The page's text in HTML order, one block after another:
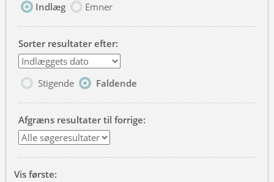
Indlæg
Emner
Sorter resultater efter:
Stigende Faldende
Afgræns resultater til forrige:
Vis første: